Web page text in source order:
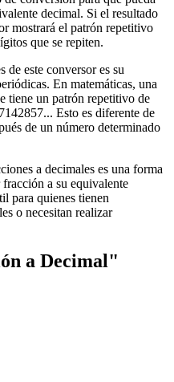
decimal. Si el resultado
mostrará el patrón repetitivo
que se repiten.
de este conversor es su
En matemáticas, una
tiene un patrón repetitivo de
Esto es diferente de
de un número determinado
a decimales es una forma
a su equivalente
para quienes tienen
o necesitan realizar
a Decimal"